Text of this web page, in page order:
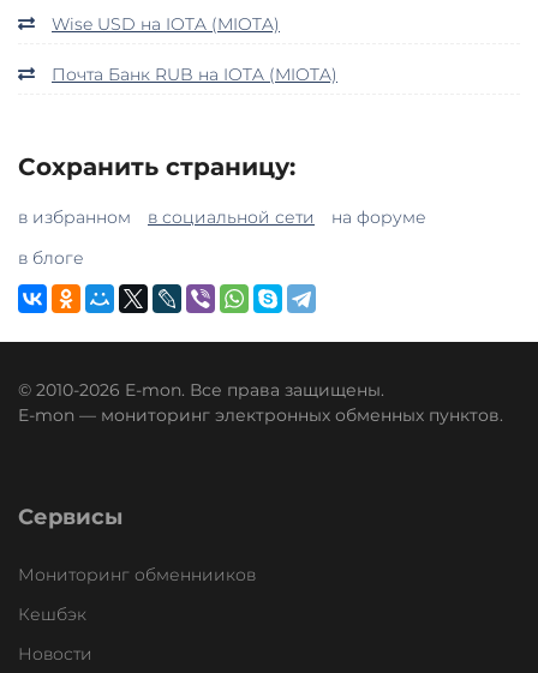
Wise USD на IOTA (MIOTA)
Почта Банк RUB на IOTA (MIOTA)
Сохранить страницу:
в избранном в социальной сети
на форуме
в блоге
© 2010-2026 E-mon. Все права защищены.
E-mon — мониторинг электронных обменных пунктов.
Сервисы
Мониторинг обменнииков
Кешбэк
Новости